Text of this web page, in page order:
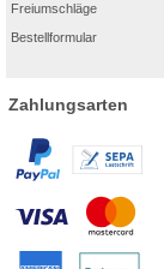
Freiumschläge
Bestellformular
Zahlungsarten